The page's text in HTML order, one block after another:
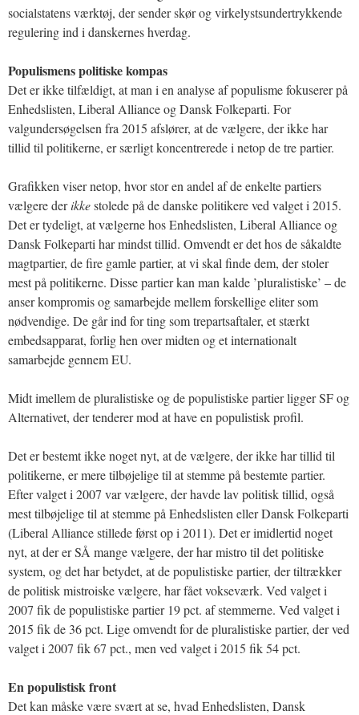
socialstatens værktøj, der sender skør og virkelystsundertrykkende
regulering ind i danskernes hverdag.
Populismens politiske kompas
Det er ikke tilfældigt, at man i en analyse af populisme fokuserer på
Enhedslisten, Liberal Alliance og Dansk Folkeparti. For
valgundersøgelsen fra 2015 afslører, at de vælgere, der ikke har
tillid til politikerne, er særligt koncentrerede i netop de tre partier.
Grafikken viser netop, hvor stor en andel af de enkelte partiers
vælgere derikkestolede på de danske politikere ved valget i 2015.
Det er tydeligt, at vælgerne hos Enhedslisten, Liberal Alliance og
Dansk Folkeparti har mindst tillid. Omvendt er det hos de såkaldte
magtpartier, de fire gamle partier, at vi skal finde dem, der stoler
mest på politikerne. Disse partier kan man kalde ’pluralistiske’ – de
anser kompromis og samarbejde mellem forskellige eliter som
nødvendige. De går ind for ting som trepartsaftaler, et stærkt
embedsapparat, forlig hen over midten og et internationalt
samarbejde gennem EU.
Midt imellem de pluralistiske og de populistiske partier ligger SF og
Alternativet, der tenderer mod at have en populistisk profil.
Det er bestemt ikke noget nyt, at de vælgere, der ikke har tillid til
politikerne, er mere tilbøjelige til at stemme på bestemte partier.
Efter valget i 2007 var vælgere, der havde lav politisk tillid, også
mest tilbøjelige til at stemme på Enhedslisten eller Dansk Folkeparti
(Liberal Alliance stillede først op i 2011). Det er imidlertid noget
nyt, at der er SÅ mange vælgere, der har mistro til det politiske
system, og det har betydet, at de populistiske partier, der tiltrækker
de politisk mistroiske vælgere, har fået vokseværk. Ved valget i
2007 fik de populistiske partier 19 pct. af stemmerne. Ved valget i
2015 fik de 36 pct. Lige omvendt for de pluralistiske partier, der ved
valget i 2007 fik 67 pct., men ved valget i 2015 fik 54 pct.
En populistisk front
Det kan måske være svært at se, hvad Enhedslisten, Dansk